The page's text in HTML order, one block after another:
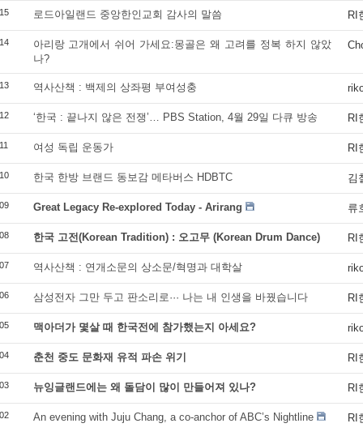
로드아일랜드 중앙한인교회 감사의 말씀 RI
아리랑 고개에서 쉬어 가세요:몽골은 왜 고려를 정복 하지 않았
나?
역사산책 : 백제의 상좌평 부여성충
‘한국 : 끝나지 않은 전쟁’… PBS Station, 4월 29일 다큐 방송 RI
여성 독립 운동가 RI
한국 한방 브랜드 동보감 메타버스 HDBTC 김
Great Legacy Re-explored Today - Arirang 류
한국 고전(Korean Tradition) : 오고무 (Korean Drum Dance) RI
역사산책 : 연개소문의 상소문/혁명과 대학살
삼성전자 그만 두고 판소리로··· 나는 내 인생을 바꿨습니다 RI
맥아더가 몇살 때 한국전에 참가했는지 아세요?
춘천 중도 문화재 유적 파손 위기 RI
뉴잉글랜드에는 왜 돌담이 많이 만들어져 있나? RI
An evening with Juju Chang, a co-anchor of ABC’s Nightline RI